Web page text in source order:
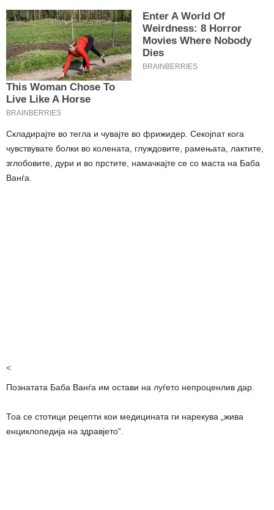
Складирајте во тегла и чувајте во фрижидер. Секојпат кога
чувствувате болки во колената, глуждовите, рамењата, лактите,
зглобовите, дури и во прстите, намачкајте се со маста на Баба
Ванѓа.
<
Познатата Баба Ванѓа им остави на луѓето непроценлив дар.
Тоа се стотици рецепти кои медицината ги нарекува „жива
енциклопедија на здравјето“.